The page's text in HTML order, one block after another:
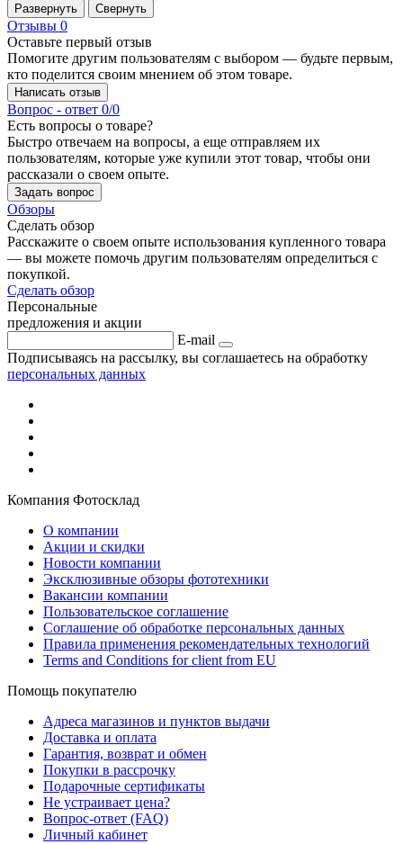
Развернуть Свернуть
Отзывы 0
Оставьте первый отзыв
Помогите другим пользователям с выбором — будьте первым,
кто поделится своим мнением об этом товаре.
Написать отзыв
Вопрос - ответ 0/0
Есть вопросы о товаре?
Быстро отвечаем на вопросы, а еще отправляем их
пользователям, которые уже купили этот товар, чтобы они
рассказали о своем опыте.
Задать вопрос
Обзоры
Сделать обзор
Расскажите о своем опыте использования купленного товара
— вы можете помочь другим пользователям определиться с
покупкой.
Сделать обзор
Персональные
предложения и акции
E-mail
Подписываясь на рассылку, вы соглашаетесь на обработку
персональных данных
Компания Фотосклад
О компании
Акции и скидки
Новости компании
Эксклюзивные обзоры фототехники
Вакансии компании
Пользовательское соглашение
Соглашение об обработке персональных данных
Правила применения рекомендательных технологий
Terms and Conditions for client from EU
Помощь покупателю
Адреса магазинов и пунктов выдачи
Доставка и оплата
Гарантия, возврат и обмен
Покупки в рассрочку
Подарочные сертификаты
Не устраивает цена?
Вопрос-ответ (FAQ)
Личный кабинет